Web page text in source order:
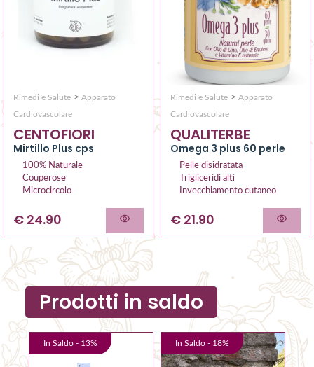
Rimedi e Salute > Apparato
Cardiovascolare
CENTOFIORI
Mirtillo Plus cps
100% Naturale
Couperose
Microcircolo
€ 24.90
Rimedi e Salute > Apparato
Cardiovascolare
QUALITERBE
Omega 3 plus 60 perle
Pelle disidratata
Trigliceridi alti
Invecchiamento cutaneo
€ 21.90
Prodotti in saldo
In Saldo - 13% In Saldo - 18%